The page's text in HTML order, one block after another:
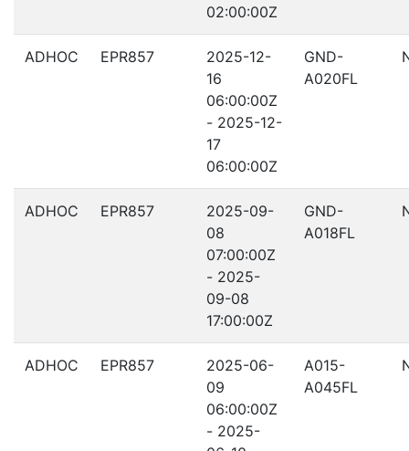
02:00:00Z
ADHOC EPR857
2025-12-
16
06:00:00Z
- 2025-12-
17
06:00:00Z
GND-
A020FL
ADHOC EPR857
2025-09-
08
07:00:00Z
- 2025-
09-08
17:00:00Z
GND-
A018FL
ADHOC EPR857
2025-06-
09
06:00:00Z
- 2025-
A015-
A045FL